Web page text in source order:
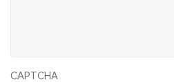
CAPTCHA